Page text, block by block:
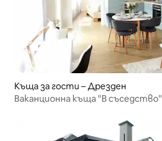
Къща за гости – Дрезден
Ваканционна къща "В съседство"